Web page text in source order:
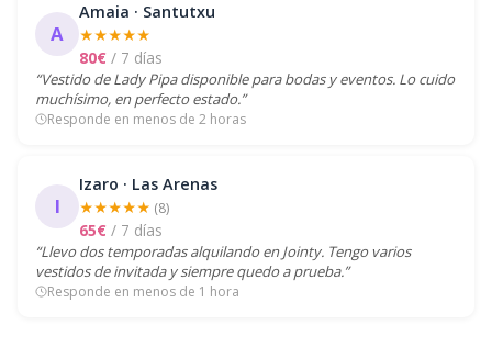
A
Amaia · Santutxu
★★★★★
80€ / 7 días
“Vestido de Lady Pipa disponible para bodas y eventos. Lo cuido
muchísimo, en perfecto estado.”
Responde en menos de 2 horas
I
Izaro · Las Arenas
★★★★★ (8)
65€ / 7 días
“Llevo dos temporadas alquilando en Jointy. Tengo varios
vestidos de invitada y siempre quedo a prueba.”
Responde en menos de 1 hora